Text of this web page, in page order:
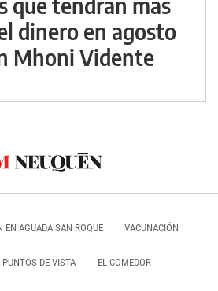
dinero en agosto
Mhoni Vidente
EN AGUADA SAN ROQUE VACUNACIÓN
PUNTOS DE VISTA EL COMEDOR